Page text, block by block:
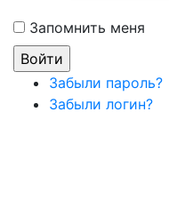
Запомнить меня
Забыли пароль?
Забыли логин?